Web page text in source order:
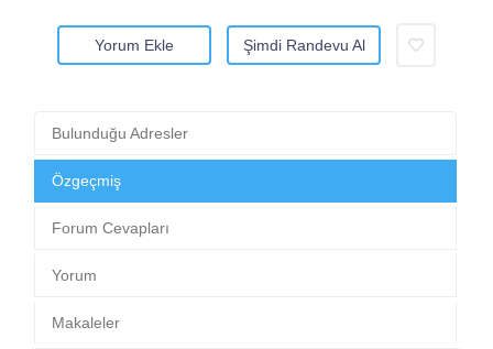
Yorum Ekle Şimdi Randevu Al
Bulunduğu Adresler
Özgeçmiş
Forum Cevapları
Yorum
Makaleler